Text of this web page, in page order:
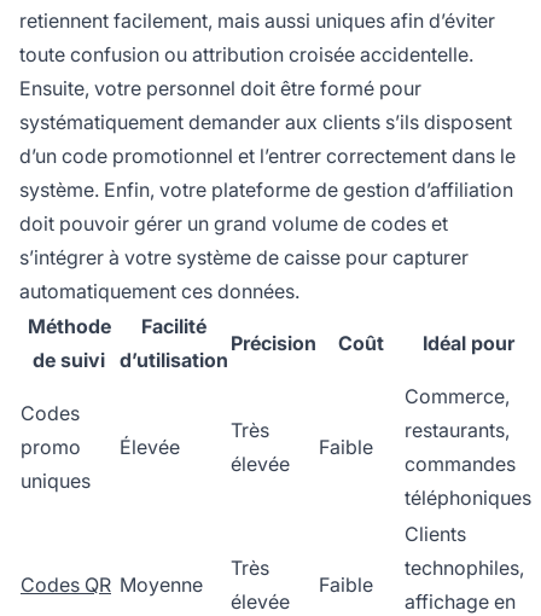
retiennent facilement, mais aussi uniques afin d’éviter
toute confusion ou attribution croisée accidentelle.
Ensuite, votre personnel doit être formé pour
systématiquement demander aux clients s’ils disposent
d’un code promotionnel et l’entrer correctement dans le
système. Enfin, votre plateforme de gestion d’affiliation
doit pouvoir gérer un grand volume de codes et
s’intégrer à votre système de caisse pour capturer
automatiquement ces données.
Méthode
de suivi
Facilité
d’utilisation
Précision Coût Idéal pour
Codes
promo
uniques
Élevée
Très
élevée
Faible
Commerce,
restaurants,
commandes
téléphoniques
Codes QR Moyenne
Très
élevée
Faible
Clients
technophiles,
affichage en